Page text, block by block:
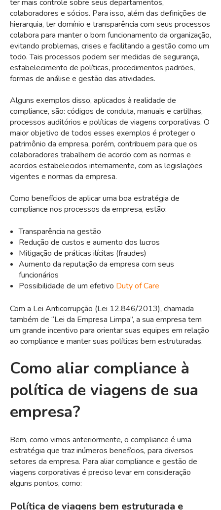
ter mais controle sobre seus departamentos,
colaboradores e sócios. Para isso, além das definições de
hierarquia, ter domínio e transparência com seus processos
colabora para manter o bom funcionamento da organização,
evitando problemas, crises e facilitando a gestão como um
todo. Tais processos podem ser medidas de segurança,
estabelecimento de políticas, procedimentos padrões,
formas de análise e gestão das atividades.
Alguns exemplos disso, aplicados à realidade de
compliance, são: códigos de conduta, manuais e cartilhas,
processos auditórios e políticas de viagens corporativas. O
maior objetivo de todos esses exemplos é proteger o
patrimônio da empresa, porém, contribuem para que os
colaboradores trabalhem de acordo com as normas e
acordos estabelecidos internamente, com as legislações
vigentes e normas da empresa.
Como benefícios de aplicar uma boa estratégia de
compliance nos processos da empresa, estão:
Transparência na gestão
Redução de custos e aumento dos lucros
Mitigação de práticas ilícitas (fraudes)
Aumento da reputação da empresa com seus
funcionários
Possibilidade de um efetivo Duty of Care
Com a Lei Anticorrupção (Lei 12.846/2013), chamada
também de “Lei da Empresa Limpa”, a sua empresa tem
um grande incentivo para orientar suas equipes em relação
ao compliance e manter suas políticas bem estruturadas.
Como aliar compliance à
política de viagens de sua
empresa?
Bem, como vimos anteriormente, o compliance é uma
estratégia que traz inúmeros benefícios, para diversos
setores da empresa. Para aliar compliance e gestão de
viagens corporativas é preciso levar em consideração
alguns pontos, como:
Política de viagens bem estruturada e